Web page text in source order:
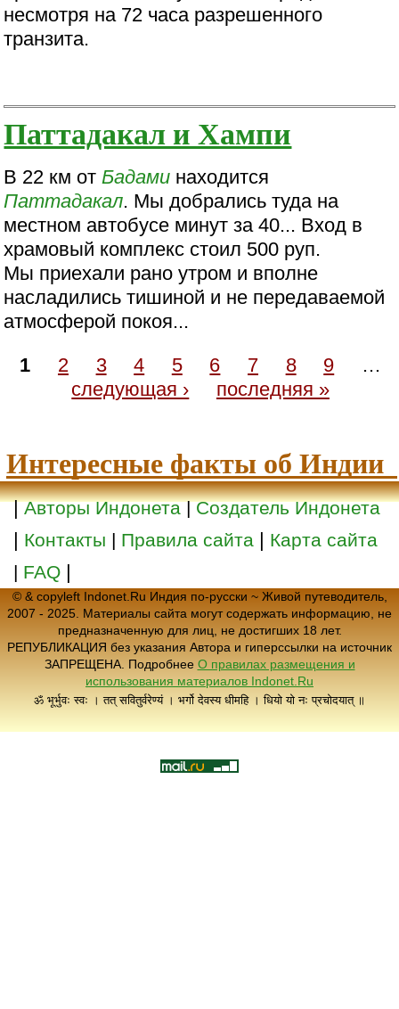
несмотря на 72 часа разрешенного
транзита.
Паттадакал и Хампи
В 22 км отБадами находится
Паттадакал. Мы добрались туда на
местном автобусе минут за 40... Вход в
храмовый комплекс стоил 500 руп.
Мы приехали рано утром и вполне
насладились тишиной и не передаваемой
атмосферой покоя...
1
2 3 4 5 6 7 8 9
…
следующая ›
последняя »
Интересные факты об Индии
|Авторы Индонета|Создатель Индонета
| Контакты | Правила сайта | Карта сайта
| FAQ |
© & copyleft Indonet.Ru Индия по-русски ~ Живой путеводитель,
2007 - 2025. Материалы сайта могут содержать информацию, не
предназначенную для лиц, не достигших 18 лет.
РЕПУБЛИКАЦИЯ без указания Автора и гиперссылки на источник
ЗАПРЕЩЕНА. Подробнее О правилах размещения и
использования материалов Indonet.Ru
ॐ भूर्भुवः स्वः । तत् सवितुर्वरेण्यं । भर्गो देवस्य धीमहि । धियो यो नः प्रचोदयात् ॥